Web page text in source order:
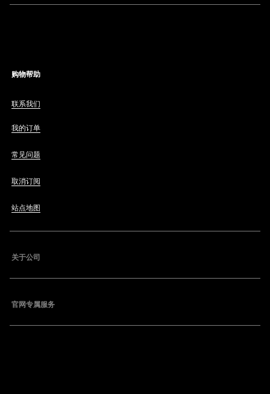
购物帮助
联系我们
我的订单
常见问题
取消订阅
站点地图
关于公司
官网专属服务